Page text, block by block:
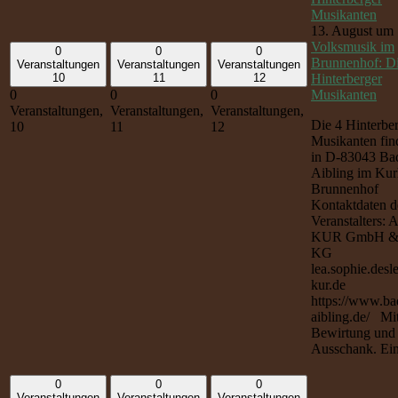
0
Veranstaltungen
10
0
Veranstaltungen,
10
0
Veranstaltungen
11
0
Veranstaltungen,
11
0
Veranstaltungen
12
0
Veranstaltungen,
12
Musikanten
13. August um
Volksmusik im
Brunnenhof:
Hinterberger
Musikanten
Die 4
Musikanten
in D-83043
Aibling im
Brunnenhof
Kontaktdaten
Veranstalters:
KUR GmbH
KG
kur.de
https://
aibling.de/
Bewirtung und
Ausschank.
0
0
0